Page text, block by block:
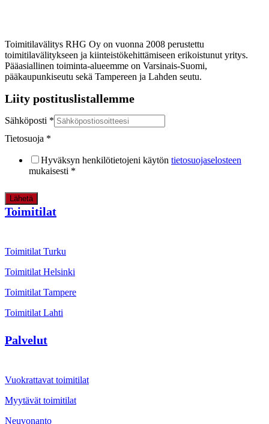
Toimitilavälitys RHG Oy on vuonna 2008 perustettu
toimitilavälitykseen ja kiinteistökehittämiseen erikoistunut yritys.
Pääasiallinen toiminta-alueemme on Varsinais-Suomi,
pääkaupunkiseutu sekä Tampereen ja Lahden seutu.
Liity postituslistallemme
Sähköposti *
Tietosuoja *
Hyväksyn henkilötietojeni käytön tietosuojaselosteen
mukaisesti *
Lähetä
Toimitilat
Toimitilat Turku
Toimitilat Helsinki
Toimitilat Tampere
Toimitilat Lahti
Palvelut
Vuokrattavat toimitilat
Myytävät toimitilat
Neuvonanto